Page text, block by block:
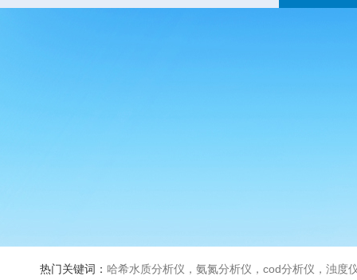
热门关键词： 哈希水质分析仪，氨氮分析仪，cod分析仪，浊度